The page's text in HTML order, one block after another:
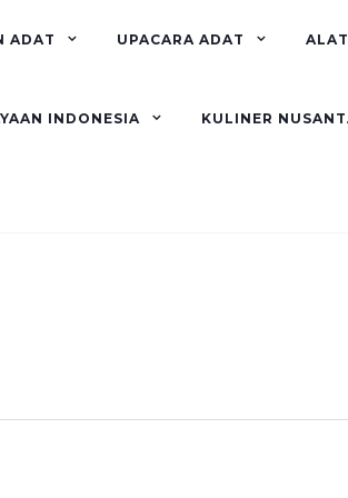
ADAT UPACARA ADAT
INDONESIA KULINER